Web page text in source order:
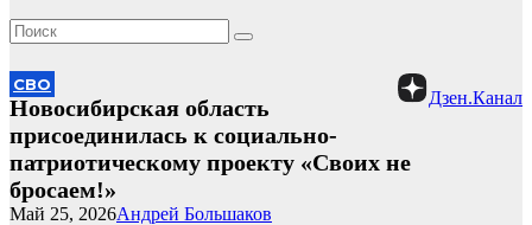
СВО
Дзен.Канал
Новосибирская область
присоединилась к социально-
патриотическому проекту «Своих не
бросаем!»
Андрей Большаков
Май 25, 2026